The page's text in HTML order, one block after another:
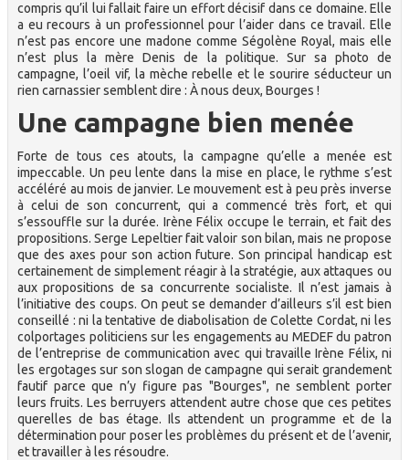
compris qu’il lui fallait faire un effort décisif dans ce domaine. Elle
a eu recours à un professionnel pour l’aider dans ce travail. Elle
n’est pas encore une madone comme Ségolène Royal, mais elle
n’est plus la mère Denis de la politique. Sur sa photo de
campagne, l’oeil vif, la mèche rebelle et le sourire séducteur un
rien carnassier semblent dire : À nous deux, Bourges !
Une campagne bien menée
Forte de tous ces atouts, la campagne qu’elle a menée est
impeccable. Un peu lente dans la mise en place, le rythme s’est
accéléré au mois de janvier. Le mouvement est à peu près inverse
à celui de son concurrent, qui a commencé très fort, et qui
s’essouffle sur la durée. Irène Félix occupe le terrain, et fait des
propositions. Serge Lepeltier fait valoir son bilan, mais ne propose
que des axes pour son action future. Son principal handicap est
certainement de simplement réagir à la stratégie, aux attaques ou
aux propositions de sa concurrente socialiste. Il n’est jamais à
l’initiative des coups. On peut se demander d’ailleurs s’il est bien
conseillé : ni la tentative de diabolisation de Colette Cordat, ni les
colportages politiciens sur les engagements au MEDEF du patron
de l’entreprise de communication avec qui travaille Irène Félix, ni
les ergotages sur son slogan de campagne qui serait grandement
fautif parce que n’y figure pas "Bourges", ne semblent porter
leurs fruits. Les berruyers attendent autre chose que ces petites
querelles de bas étage. Ils attendent un programme et de la
détermination pour poser les problèmes du présent et de l’avenir,
et travailler à les résoudre.